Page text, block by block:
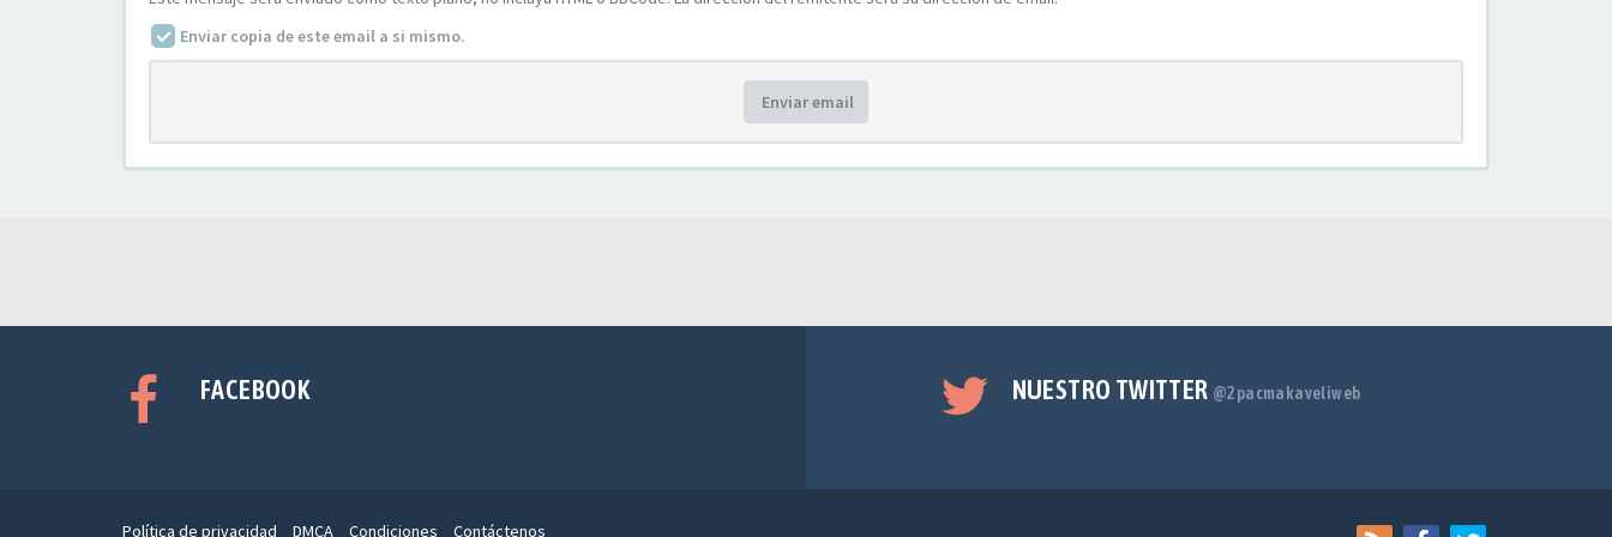
Enviar copia de este email a si mismo.
Enviar email
FACEBOOK NUESTRO TWITTER @2pacmakaveliweb
Política de privacidad DMCA Condiciones Contáctenos